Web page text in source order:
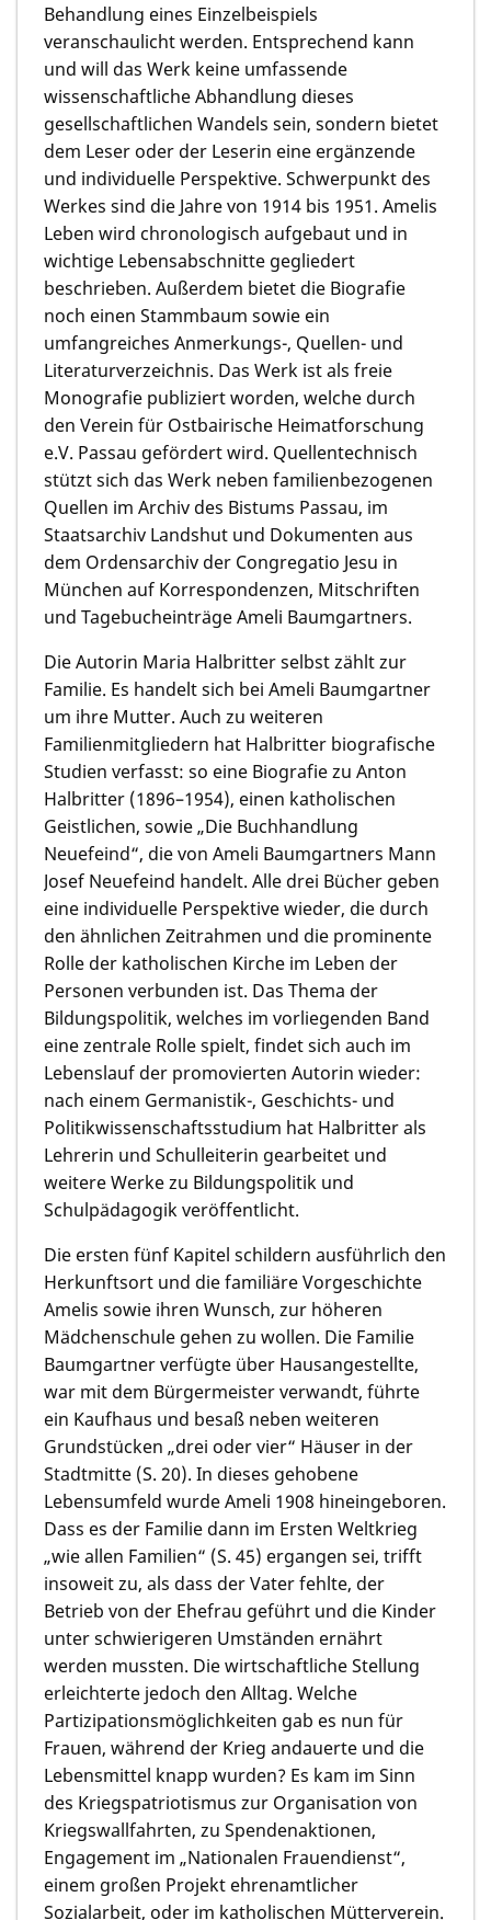
Behandlung eines Einzelbeispiels
veranschaulicht werden. Entsprechend kann
und will das Werk keine umfassende
wissenschaftliche Abhandlung dieses
gesellschaftlichen Wandels sein, sondern bietet
dem Leser oder der Leserin eine ergänzende
und individuelle Perspektive. Schwerpunkt des
Werkes sind die Jahre von 1914 bis 1951. Amelis
Leben wird chronologisch aufgebaut und in
wichtige Lebensabschnitte gegliedert
beschrieben. Außerdem bietet die Biografie
noch einen Stammbaum sowie ein
umfangreiches Anmerkungs-, Quellen- und
Literaturverzeichnis. Das Werk ist als freie
Monografie publiziert worden, welche durch
den Verein für Ostbairische Heimatforschung
e.V. Passau gefördert wird. Quellentechnisch
stützt sich das Werk neben familienbezogenen
Quellen im Archiv des Bistums Passau, im
Staatsarchiv Landshut und Dokumenten aus
dem Ordensarchiv der Congregatio Jesu in
München auf Korrespondenzen, Mitschriften
und Tagebucheinträge Ameli Baumgartners.
Die Autorin Maria Halbritter selbst zählt zur
Familie. Es handelt sich bei Ameli Baumgartner
um ihre Mutter. Auch zu weiteren
Familienmitgliedern hat Halbritter biografische
Studien verfasst: so eine Biografie zu Anton
Halbritter (1896–1954), einen katholischen
Geistlichen, sowie „Die Buchhandlung
Neuefeind“, die von Ameli Baumgartners Mann
Josef Neuefeind handelt. Alle drei Bücher geben
eine individuelle Perspektive wieder, die durch
den ähnlichen Zeitrahmen und die prominente
Rolle der katholischen Kirche im Leben der
Personen verbunden ist. Das Thema der
Bildungspolitik, welches im vorliegenden Band
eine zentrale Rolle spielt, findet sich auch im
Lebenslauf der promovierten Autorin wieder:
nach einem Germanistik-, Geschichts- und
Politikwissenschaftsstudium hat Halbritter als
Lehrerin und Schulleiterin gearbeitet und
weitere Werke zu Bildungspolitik und
Schulpädagogik veröffentlicht.
Die ersten fünf Kapitel schildern ausführlich den
Herkunftsort und die familiäre Vorgeschichte
Amelis sowie ihren Wunsch, zur höheren
Mädchenschule gehen zu wollen. Die Familie
Baumgartner verfügte über Hausangestellte,
war mit dem Bürgermeister verwandt, führte
ein Kaufhaus und besaß neben weiteren
Grundstücken „drei oder vier“ Häuser in der
Stadtmitte (S. 20). In dieses gehobene
Lebensumfeld wurde Ameli 1908 hineingeboren.
Dass es der Familie dann im Ersten Weltkrieg
„wie allen Familien“ (S. 45) ergangen sei, trifft
insoweit zu, als dass der Vater fehlte, der
Betrieb von der Ehefrau geführt und die Kinder
unter schwierigeren Umständen ernährt
werden mussten. Die wirtschaftliche Stellung
erleichterte jedoch den Alltag. Welche
Partizipationsmöglichkeiten gab es nun für
Frauen, während der Krieg andauerte und die
Lebensmittel knapp wurden? Es kam im Sinn
des Kriegspatriotismus zur Organisation von
Kriegswallfahrten, zu Spendenaktionen,
Engagement im „Nationalen Frauendienst“,
einem großen Projekt ehrenamtlicher
Sozialarbeit, oder im katholischen Mütterverein.